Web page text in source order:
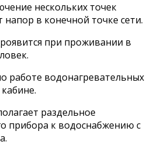
нескольких точек
напор в конечной точке сети.
при проживании в
работе водонагревательных
раздельное
прибора к водоснабжению с